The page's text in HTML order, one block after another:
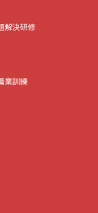
解決研修
業訓練